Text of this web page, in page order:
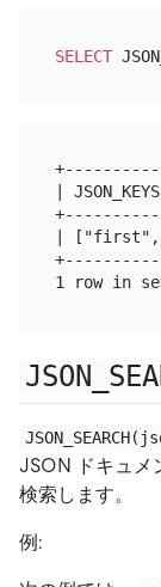
SELECT
|
|
JSON ドキュメ
検索します。
例: